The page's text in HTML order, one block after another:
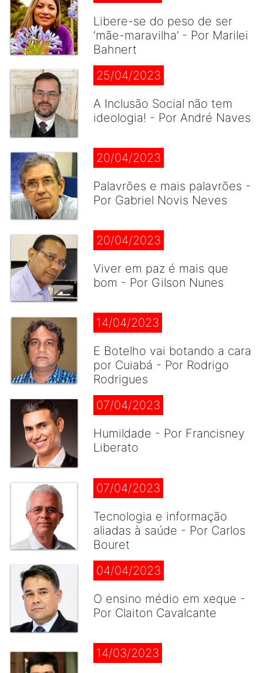
Libere-se do peso de ser
‘mãe-maravilha’ - Por Marilei
Bahnert
25/04/2023
A Inclusão Social não tem
ideologia! - Por André Naves
20/04/2023
Palavrões e mais palavrões -
Por Gabriel Novis Neves
20/04/2023
Viver em paz é mais que
bom - Por Gilson Nunes
14/04/2023
E Botelho vai botando a cara
por Cuiabá - Por Rodrigo
Rodrigues
07/04/2023
Humildade - Por Francisney
Liberato
07/04/2023
Tecnologia e informação
aliadas à saúde - Por Carlos
Bouret
04/04/2023
O ensino médio em xeque -
Por Claiton Cavalcante
14/03/2023